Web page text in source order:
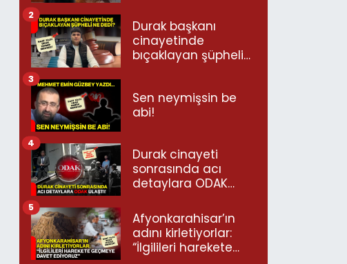
neler dedi?
Durak başkanı
cinayetinde
bıçaklayan şüpheli
2
Sen neymişsin be
abi!
3
Durak cinayeti
sonrasında acı
detaylara ODAK
4
Afyonkarahisar’ın
adını kirletiyorlar:
“İlgilileri harekete
5